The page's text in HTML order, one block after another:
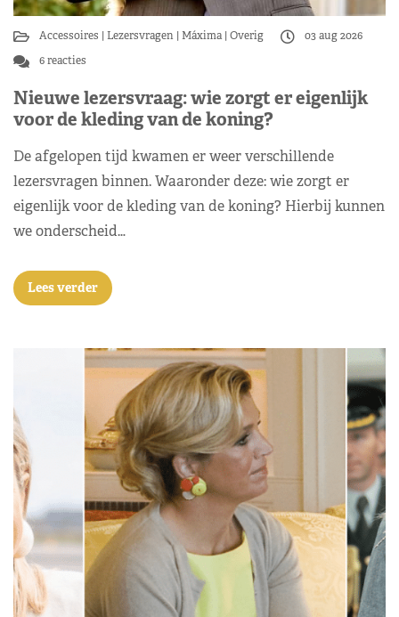
Accessoires Lezersvragen Máxima Overig
03 aug 2026
6 reacties
Nieuwe lezersvraag: wie zorgt er eigenlijk
voor de kleding van de koning?
De afgelopen tijd kwamen er weer verschillende
lezersvragen binnen. Waaronder deze: wie zorgt er
eigenlijk voor de kleding van de koning? Hierbij kunnen
we onderscheid…
Lees verder